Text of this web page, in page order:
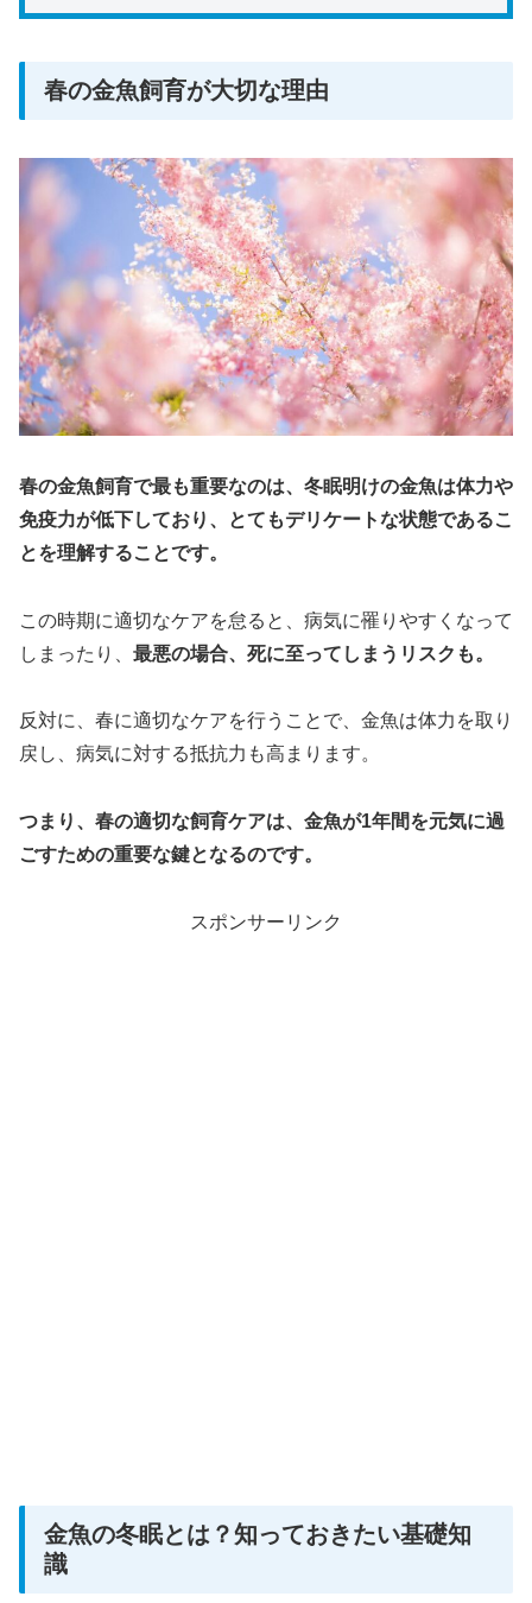
春の金魚飼育が大切な理由
春の金魚飼育で最も重要なのは、冬眠明けの金魚は体力や
免疫力が低下しており、とてもデリケートな状態であるこ
とを理解することです。
この時期に適切なケアを怠ると、病気に罹りやすくなって
しまったり、 最悪の場合、死に至ってしまうリスクも。
反対に、春に適切なケアを行うことで、金魚は体力を取り
戻し、病気に対する抵抗力も高まります。
つまり、春の適切な飼育ケアは、金魚が1年間を元気に過
ごすための重要な鍵となるのです。
スポンサーリンク
金魚の冬眠とは？知っておきたい基礎知
識